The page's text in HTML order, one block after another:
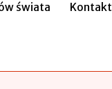
świata Kontakt